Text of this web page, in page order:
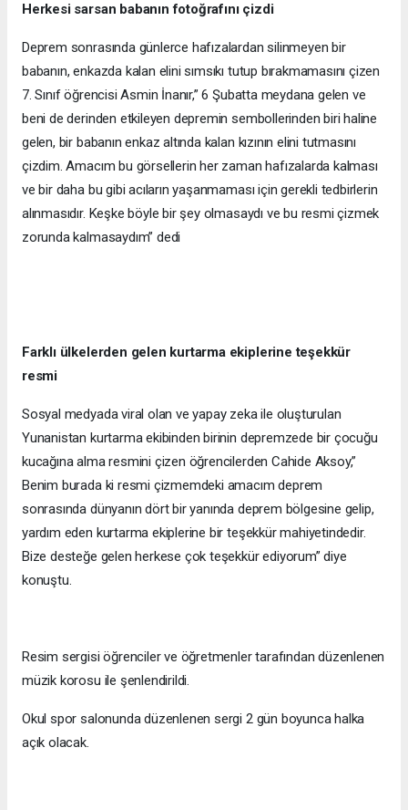
Herkesi sarsan babanın fotoğrafını çizdi
Deprem sonrasında günlerce hafızalardan silinmeyen bir
babanın, enkazda kalan elini sımsıkı tutup bırakmamasını çizen
7. Sınıf öğrencisi Asmin İnanır,” 6 Şubatta meydana gelen ve
beni de derinden etkileyen depremin sembollerinden biri haline
gelen, bir babanın enkaz altında kalan kızının elini tutmasını
çizdim. Amacım bu görsellerin her zaman hafızalarda kalması
ve bir daha bu gibi acıların yaşanmaması için gerekli tedbirlerin
alınmasıdır. Keşke böyle bir şey olmasaydı ve bu resmi çizmek
zorunda kalmasaydım” dedi
Farklı ülkelerden gelen kurtarma ekiplerine teşekkür
resmi
Sosyal medyada viral olan ve yapay zeka ile oluşturulan
Yunanistan kurtarma ekibinden birinin depremzede bir çocuğu
kucağına alma resmini çizen öğrencilerden Cahide Aksoy,”
Benim burada ki resmi çizmemdeki amacım deprem
sonrasında dünyanın dört bir yanında deprem bölgesine gelip,
yardım eden kurtarma ekiplerine bir teşekkür mahiyetindedir.
Bize desteğe gelen herkese çok teşekkür ediyorum” diye
konuştu.
Resim sergisi öğrenciler ve öğretmenler tarafından düzenlenen
müzik korosu ile şenlendirildi.
Okul spor salonunda düzenlenen sergi 2 gün boyunca halka
açık olacak.